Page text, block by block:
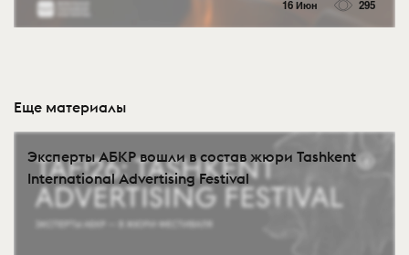
16 Июн 295
Еще материалы
Эксперты АБКР вошли в состав жюри Tashkent
International Advertising Festival